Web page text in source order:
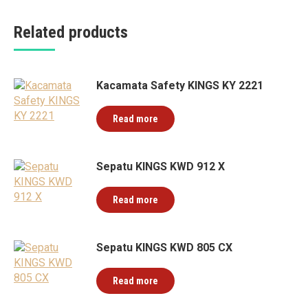
Related products
Kacamata Safety KINGS KY 2221
Read more
Sepatu KINGS KWD 912 X
Read more
Sepatu KINGS KWD 805 CX
Read more